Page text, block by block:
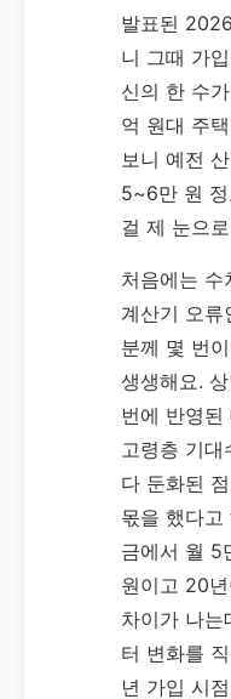
발표된
니 그때 가
신의 한 수
억 원대 주
보니 예전
5~6만 원
걸 제 눈으
처음에는 수
계산기 오류
분께 몇 번
생생해요.
번에 반영된
고령층 기대
다 둔화된
몫을 했다고
금에서 월 5
원이고 20
차이가 나는
터 변화를
년 가입 시